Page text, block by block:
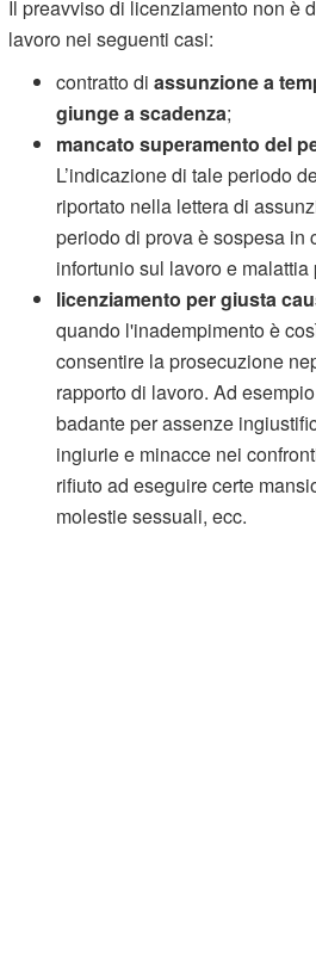
Il preavviso di licenziamento non è
lavoro nei seguenti casi:
contratto diassunzione a
giunge a scadenza;
mancato superamento del
L’indicazione di tale periodo
riportato nella lettera di
periodo di prova è sospesa in
infortunio sul lavoro e malattia
licenziamento per giusta
quando l'inadempimento è
consentire la prosecuzione
rapporto di lavoro. Ad
badante per assenze
ingiurie e minacce nei
rifiuto ad eseguire certe
molestie sessuali, ecc.